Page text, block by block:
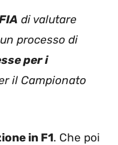
di valutare
processo di
per i
il Campionato
in F1. Che poi